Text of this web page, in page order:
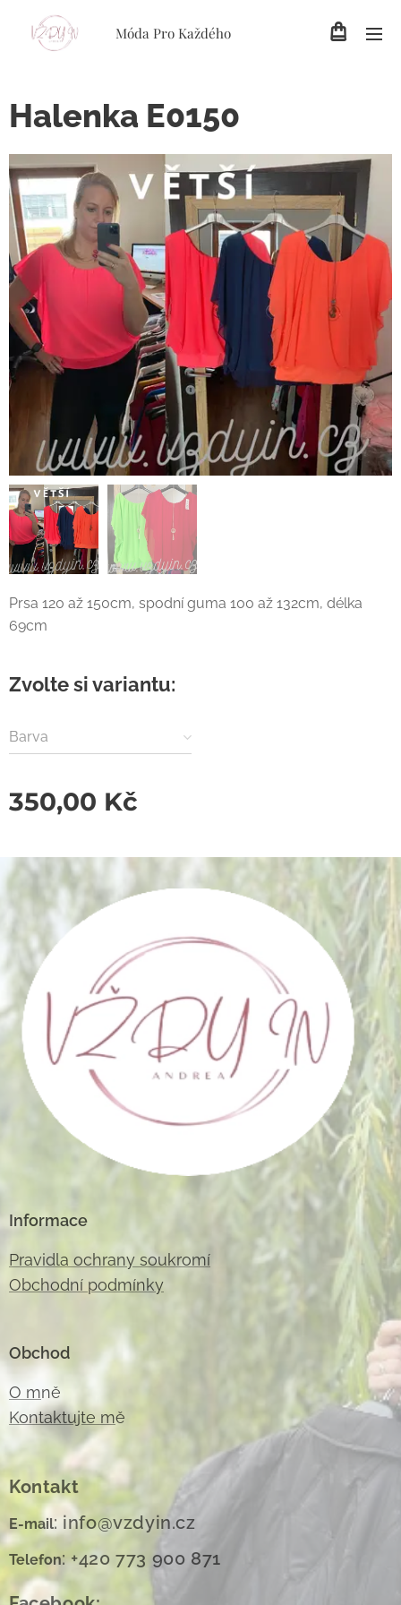
Móda Pro Každého
Halenka E0150
Prsa 120 až 150cm, spodní guma 100 až 132cm, délka
69cm
Zvolte si variantu:
Barva
350,00 Kč
Informace
Pravidla ochrany soukromí
Obchodní podmínky
Obchod
O mně
Kontaktujte mě
Kontakt
E-mail: info@vzdyin.cz
Telefon: +420 773 900 871